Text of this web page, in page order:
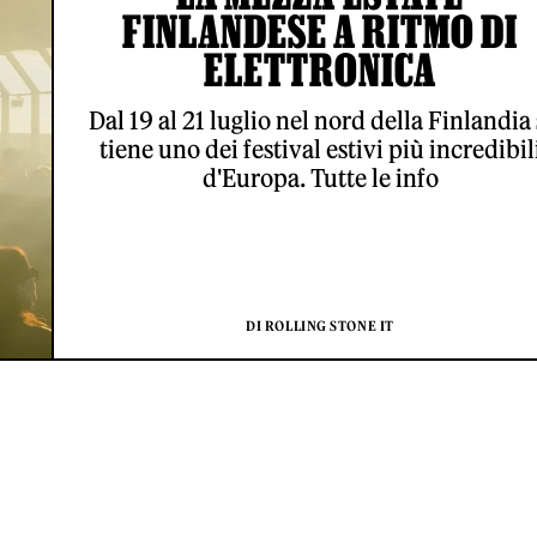
FINLANDESE A RITMO DI
ELETTRONICA
Dal 19 al 21 luglio nel nord della Finlandia
tiene uno dei festival estivi più
d'Europa. Tutte le info
DI ROLLING STONE IT